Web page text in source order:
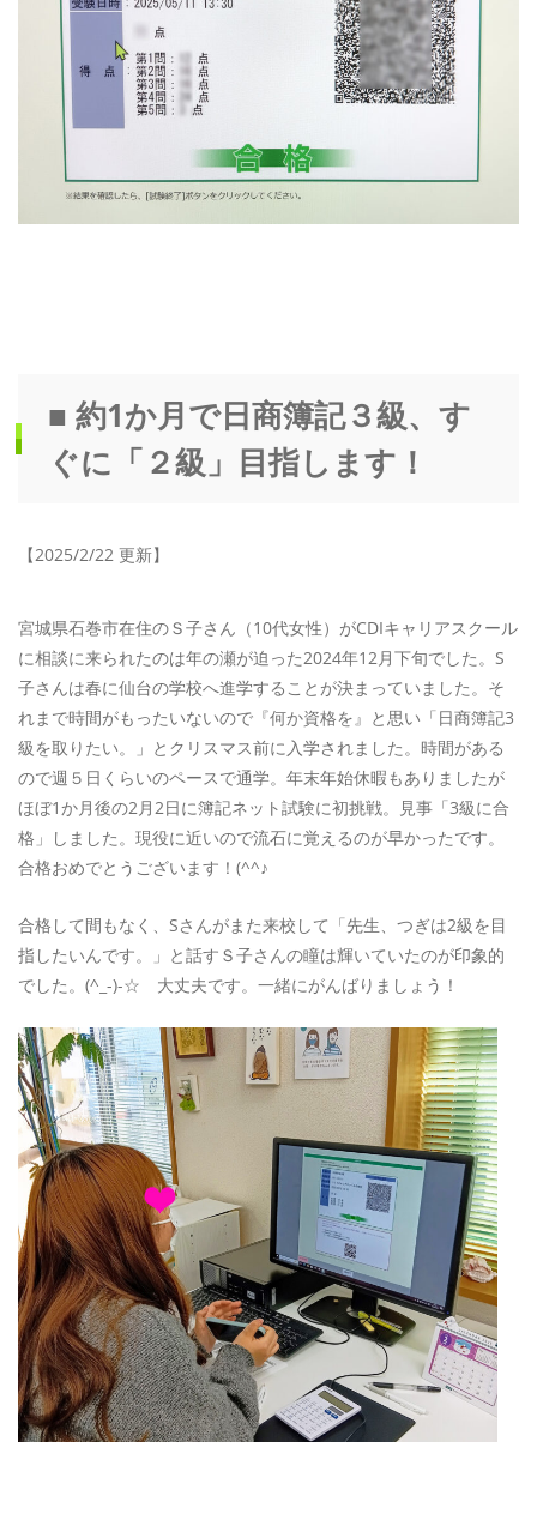
■ 約1か月で日商簿記３級、す
ぐに「２級」目指します！
【2025/2/22 更新】
宮城県石巻市在住のＳ子さん（10代女性）がCDIキャリアスクール
に相談に来られたのは年の瀬が迫った2024年12月下旬でした。S
子さんは春に仙台の学校へ進学することが決まっていました。そ
れまで時間がもったいないので『何か資格を』と思い「日商簿記3
級を取りたい。」とクリスマス前に入学されました。時間がある
ので週５日くらいのペースで通学。年末年始休暇もありましたが
ほぼ1か月後の2月2日に簿記ネット試験に初挑戦。見事「3級に合
格」しました。現役に近いので流石に覚えるのが早かったです。
合格おめでとうございます！(^^♪
合格して間もなく、Sさんがまた来校して「先生、つぎは2級を目
指したいんです。」と話すＳ子さんの瞳は輝いていたのが印象的
でした。(^_-)-☆ 大丈夫です。一緒にがんばりましょう！